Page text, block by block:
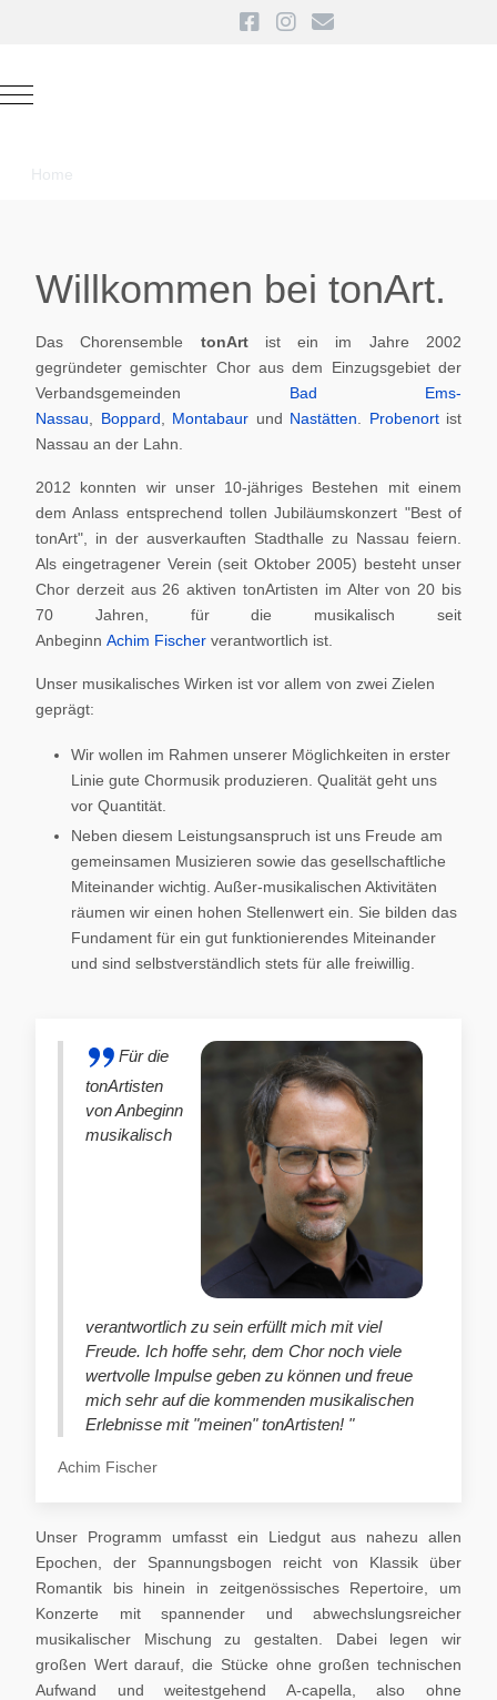
Mobile Menu Toggle
Home
Willkommen bei tonArt.
Das Chorensemble tonArt ist ein im Jahre 2002
gegründeter gemischter Chor aus dem Einzugsgebiet der
Verbandsgemeinden Bad Ems-
Nassau
Boppard Montabaur und Nastätten Probenortist
Nassau an der Lahn.
2012 konnten wir unser 10-jähriges Bestehen mit einem
dem Anlass entsprechend tollen Jubiläumskonzert "Best of
tonArt", in der ausverkauften Stadthalle zu Nassau feiern.
Als eingetragener Verein (seit Oktober 2005) besteht unser
Chor derzeit aus 26 aktiven tonArtisten im Alter von 20 bis
70 Jahren, für die musikalisch seit
Anbeginn Achim Fischer verantwortlich ist.
Unser musikalisches Wirken ist vor allem von zwei Zielen
geprägt:
Wir wollen im Rahmen unserer Möglichkeiten in erster
Linie gute Chormusik produzieren. Qualität geht uns
vor Quantität.
Neben diesem Leistungsanspruch ist uns Freude am
gemeinsamen Musizieren sowie das gesellschaftliche
Miteinander wichtig. Außer-musikalischen Aktivitäten
räumen wir einen hohen Stellenwert ein. Sie bilden das
Fundament für ein gut funktionierendes Miteinander
und sind selbstverständlich stets für alle freiwillig.
Für die
tonArtisten
von Anbeginn
musikalisch
verantwortlich zu sein erfüllt mich mit viel
Freude. Ich hoffe sehr, dem Chor noch viele
wertvolle Impulse geben zu können und freue
mich sehr auf die kommenden musikalischen
Erlebnisse mit "meinen" tonArtisten! "
Achim Fischer
Unser Programm umfasst ein Liedgut aus nahezu allen
Epochen, der Spannungsbogen reicht von Klassik über
Romantik bis hinein in zeitgenössisches Repertoire, um
Konzerte mit spannender und abwechslungsreicher
musikalischer Mischung zu gestalten. Dabei legen wir
großen Wert darauf, die Stücke ohne großen technischen
Aufwand und weitestgehend A-capella, also ohne